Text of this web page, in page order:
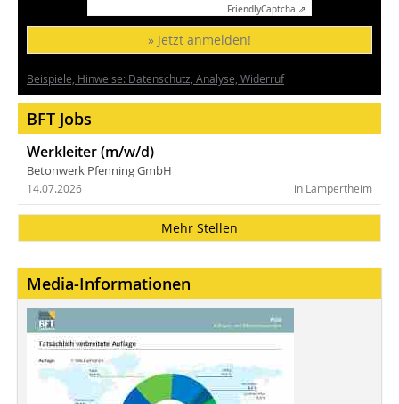
FriendlyCaptcha ⇗
» Jetzt anmelden!
Beispiele, Hinweise: Datenschutz, Analyse, Widerruf
BFT Jobs
Werkleiter (m/w/d)
Betonwerk Pfenning GmbH
in Lampertheim
14.07.2026
Mehr Stellen
Media-Informationen